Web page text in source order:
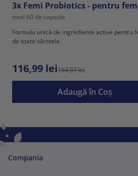
3x Femi Probiotics - pentru
total 60 de capsule
Formula unică de ingrediente active pentru
de toate vârstele.
116,99 lei164,97 lei
Adaugă în Coş
Compania